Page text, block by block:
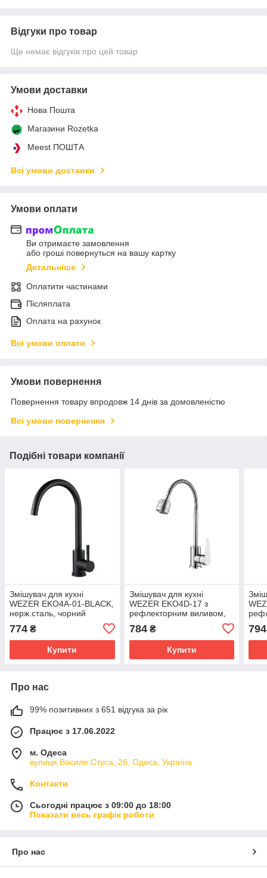
Відгуки про товар
Ще немає відгуків про цей товар
Умови доставки
Нова Пошта
Магазини Rozetka
Meest ПОШТА
Всі умови доставки
Умови оплати
Ви отримаєте замовлення
або гроші повернуться на вашу картку
Детальніше
Оплатити частинами
Післяплата
Оплата на рахунок
Всі умови оплати
Умови повернення
Повернення товару впродовж 14 днів за домовленістю
Всі умови повернення
Подібні товари компанії
Змішувач для кухні
WEZER EKO4A-01-BLACK,
нерж.сталь, чорний
774 ₴
Купити
Змішувач для кухні
WEZER EKO4D-17 з
рефлекторним виливом,
сатин
784₴
Купити
794
Про нас
99% позитивних з 651 відгука за рік
Працює з 17.06.2022
м. Одеса
вулиця Василя Стуса, 2б, Одеса, Україна
Контакти
Сьогодні працює з 09:00 до 18:00
Показати весь графік роботи
Про нас